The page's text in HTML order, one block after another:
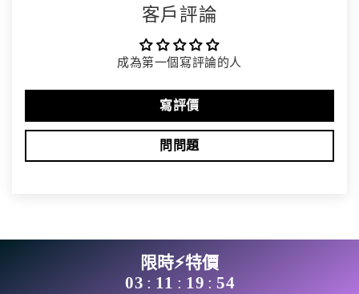
客戶評論
成為第一個寫評論的人
寫評價
問問題
限時⚡特價
03 : 11 : 19 : 54